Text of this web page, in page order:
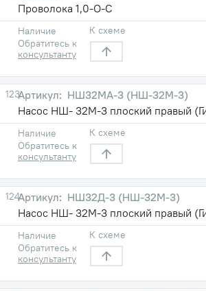
Проволока 1,0-О-С
Наличие
Обратитесь к
консультанту
К схеме
123
НШ32МА-3 (НШ-32М-3)
Насос НШ- 32М-3 плоский правый
Наличие
Обратитесь к
консультанту
К схеме
124
НШ32Д-3 (НШ-32М-3)
Насос НШ- 32М-3 плоский правый
Наличие
Обратитесь к
консультанту
К схеме